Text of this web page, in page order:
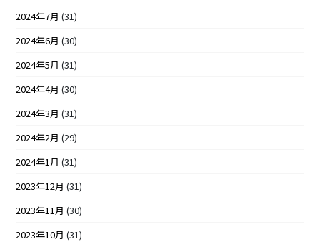
2024年7月 (31)
2024年6月 (30)
2024年5月 (31)
2024年4月 (30)
2024年3月 (31)
2024年2月 (29)
2024年1月 (31)
2023年12月 (31)
2023年11月 (30)
2023年10月 (31)